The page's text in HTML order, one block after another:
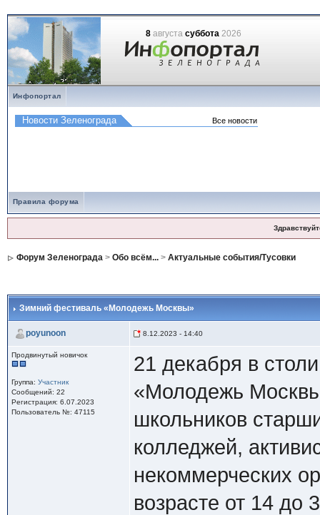
8августа суббота2026
Инфопортал
Правила форума
Форум Зеленограда> Обо всём...> Актуальные события/Тусовки
Зимний фестиваль «Молодежь Москвы»
poyunoon 8.12.2023 - 14:40
Продвинутый новичок
Группа: Участник
Сообщений: 22
Регистрация: 6.07.2023
Пользователь №: 47115
21 декабря в
«Молодежь
школьников
колледжей,
некоммерческих
возрасте от 14 до